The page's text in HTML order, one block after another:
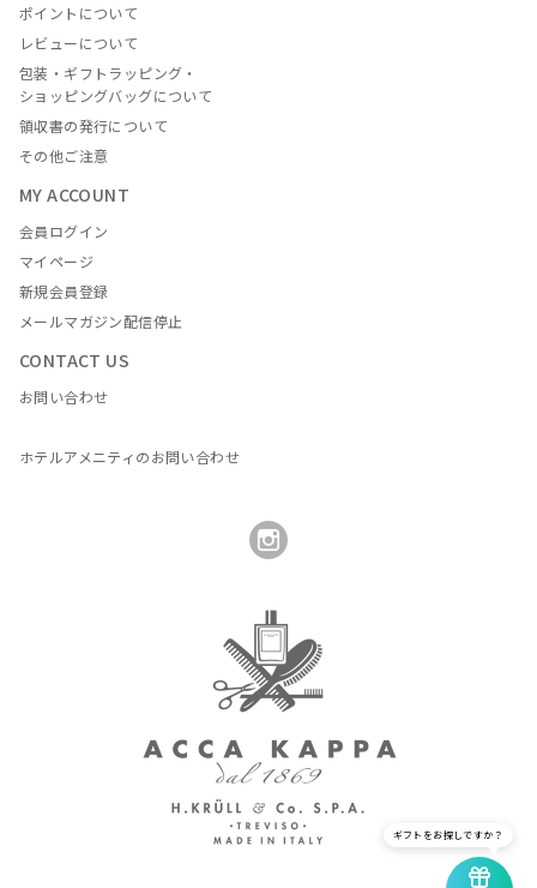
ポイントについて
レビューについて
包装・ギフトラッピング・
ショッピングバッグについて
領収書の発行について
その他ご注意
MY ACCOUNT
会員ログイン
マイページ
新規会員登録
メールマガジン配信停止
CONTACT US
お問い合わせ
ホテルアメニティのお問い合わせ
ギフトをお探しですか？